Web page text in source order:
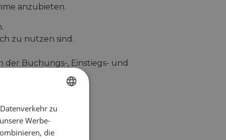
anzubieten.
zu nutzen sind.
Buchungs-, Einstiegs- und
ENGLISH
FRENCH
zu
Werbe-
die